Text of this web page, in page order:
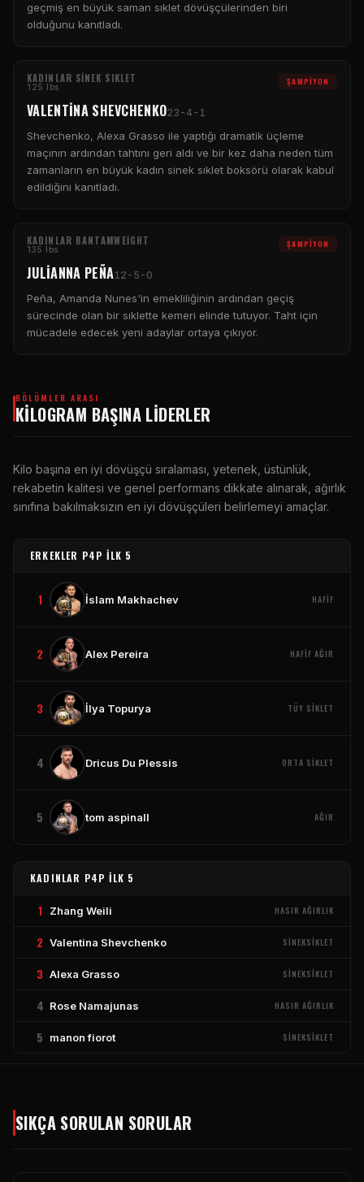
geçmiş en büyük saman sıklet dövüşçülerinden biri
olduğunu kanıtladı.
KADINLAR SINEK SIKLET
125 lbs ŞAMPIYON
VALENTINA SHEVCHENKO23-4-1
Shevchenko, Alexa Grasso ile yaptığı dramatik üçleme
maçının ardından tahtını geri aldı ve bir kez daha neden tüm
zamanların en büyük kadın sinek sıklet boksörü olarak kabul
edildiğini kanıtladı.
KADINLAR BANTAMWEIGHT
135 lbs ŞAMPIYON
JULIANNA PEÑA12-5-0
Peña, Amanda Nunes'in emekliliğinin ardından geçiş
sürecinde olan bir sıklette kemeri elinde tutuyor. Taht için
mücadele edecek yeni adaylar ortaya çıkıyor.
BÖLÜMLER ARASI
KILOGRAM BAŞINA LIDERLER
Kilo başına en iyi dövüşçü sıralaması, yetenek, üstünlük,
rekabetin kalitesi ve genel performans dikkate alınarak, ağırlık
sınıfına bakılmaksızın en iyi dövüşçüleri belirlemeyi amaçlar.
ERKEKLER P4P İLK 5
1 İslam Makhachev HAFIF
2 Alex Pereira HAFIF AĞIR
3 İlya Topurya TÜY SIKLET
4 Dricus Du Plessis ORTA SIKLET
5 tom aspinall AĞIR
KADINLAR P4P İLK 5
1 Zhang Weili HASIR AĞIRLIK
2 Valentina Shevchenko SINEKSIKLET
3 Alexa Grasso SINEKSIKLET
4 Rose Namajunas HASIR AĞIRLIK
5 manon fiorot SINEKSIKLET
SIKÇA SORULAN SORULAR